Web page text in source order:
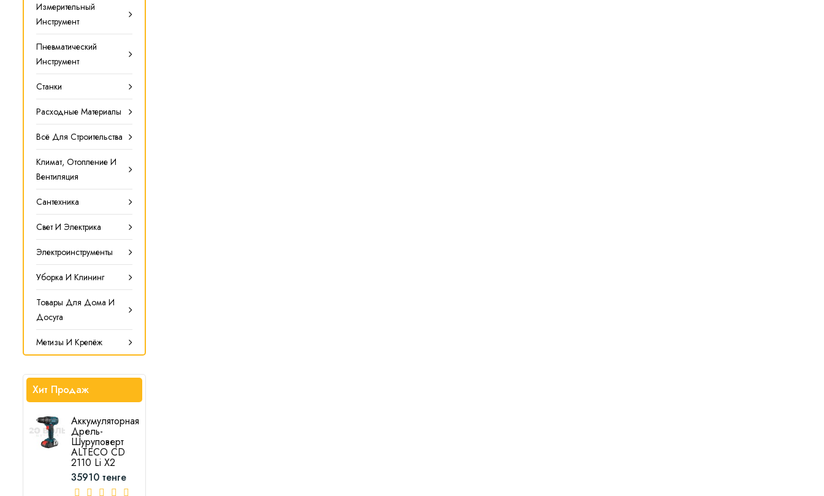
Измерительный
Инструмент
Пневматический
Инструмент
Станки
Расходные Материалы
Всё Для Строительства
Климат, Отопление И
Вентиляция
Сантехника
Свет И Электрика
Электроинструменты
Уборка И Клининг
Товары Для Дома И
Досуга
Метизы И Крепёж
Хит Продаж
Аккумуляторная
Дрель-
Шуруповерт
ALTECO CD
2110 Li X2
35910 тенге